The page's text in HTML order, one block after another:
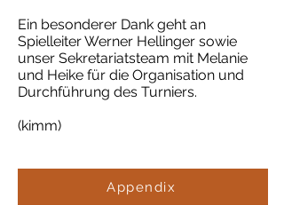
Ein besonderer Dank geht an
Spielleiter Werner Hellinger sowie
unser Sekretariatsteam mit Melanie
und Heike für die Organisation und
Durchführung des Turniers.
(kimm)
Appendix